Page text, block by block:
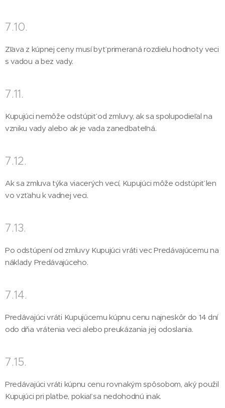
7.10.
Zľava z kúpnej ceny musí byť primeraná rozdielu hodnoty veci
s vadou a bez vady.
7.11.
Kupujúci nemôže odstúpiť od zmluvy, ak sa spolupodieľal na
vzniku vady alebo ak je vada zanedbateľná.
7.12.
Ak sa zmluva týka viacerých vecí, Kupujúci môže odstúpiť len
vo vzťahu k vadnej veci.
7.13.
Po odstúpení od zmluvy Kupujúci vráti vec Predávajúcemu na
náklady Predávajúceho.
7.14.
Predávajúci vráti Kupujúcemu kúpnu cenu najneskôr do 14 dní
odo dňa vrátenia veci alebo preukázania jej odoslania.
7.15.
Predávajúci vráti kúpnu cenu rovnakým spôsobom, aký použil
Kupujúci pri platbe, pokiaľ sa nedohodnú inak.